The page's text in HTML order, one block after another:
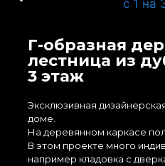
Г-образная
лестница из
3 этаж
Эксклюзивная
доме.
На деревянном каркасе
В этом проекте много
например кладовка с